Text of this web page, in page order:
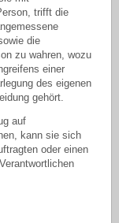
trifft die
die
zu wahren, wozu
einer
des eigenen
gehört.
auf
kann sie sich
oder einen